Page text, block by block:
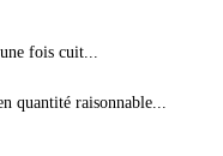
fois cuit...
quantité raisonnable...